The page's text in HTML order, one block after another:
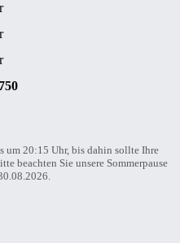
um 20:15 Uhr, bis dahin sollte Ihre
beachten Sie unsere Sommerpause